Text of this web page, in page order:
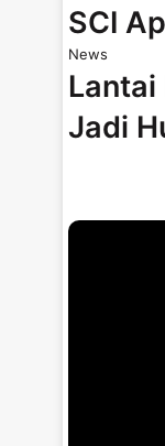
SCI
News
Lantai
Jadi